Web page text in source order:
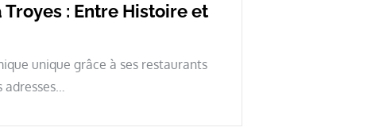
: Entre Histoire et
unique grâce à ses restaurants
adresses…